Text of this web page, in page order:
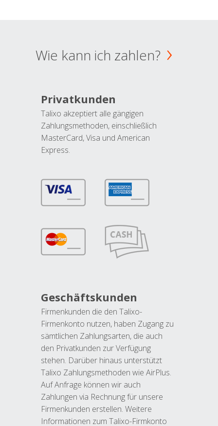
Wie kann ich zahlen?
Privatkunden
Talixo akzeptiert alle gängigen
Zahlungsmethoden, einschließlich
MasterCard, Visa und American
Express.
Geschäftskunden
Firmenkunden die den Talixo-
Firmenkonto nutzen, haben Zugang zu
sämtlichen Zahlungsarten, die auch
den Privatkunden zur Verfügung
stehen. Darüber hinaus unterstützt
Talixo Zahlungsmethoden wie AirPlus.
Auf Anfrage können wir auch
Zahlungen via Rechnung für unsere
Firmenkunden erstellen. Weitere
Informationen zum Talixo-Firmkonto